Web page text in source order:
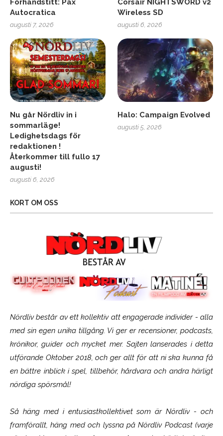
Autocratica
augusti 7, 2026
Wireless SD
augusti 6, 2026
Nu går Nördliv in i
sommarläge!
Ledighetsdags för
redaktionen !
Återkommer till fullo 17
augusti!
augusti 6, 2026
Halo: Campaign Evolved
augusti 5, 2026
KORT OM OSS
Nördliv består av ett kollektiv att engagerade individer - alla
med sin egen unika tillgång. Vi ger er recensioner, podcasts,
krönikor, guider och mycket mer. Sajten lanserades i detta
utförande Oktober 2018, och ger allt för att ni ska kunna få
en bättre inblick i spel, tillbehör, hårdvara och andra härligt
nördiga spörsmål!
Så häng med i entusiastkollektivet som ärNördliv- och
framförallt, häng med och lyssna på Nördliv Podcast (varje